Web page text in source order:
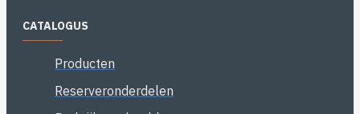
CATALOGUS
Producten
Reserveronderdelen